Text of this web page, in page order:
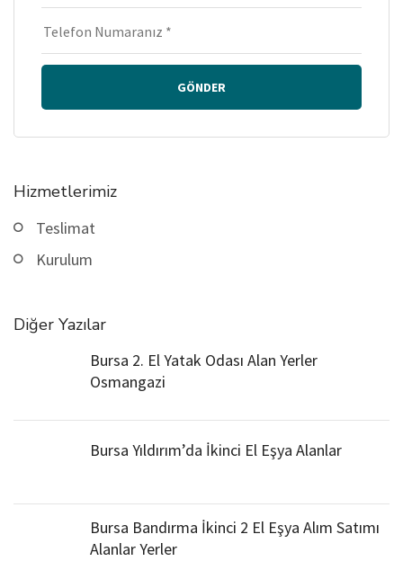
GÖNDER
Hizmetlerimiz
Teslimat
Kurulum
Diğer Yazılar
Bursa 2. El Yatak Odası Alan Yerler
Osmangazi
Bursa Yıldırım’da İkinci El Eşya Alanlar
Bursa Bandırma İkinci 2 El Eşya Alım Satımı
Alanlar Yerler